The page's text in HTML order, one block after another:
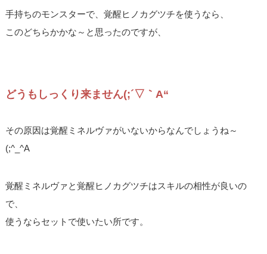
手持ちのモンスターで、覚醒ヒノカグツチを使うなら、
このどちらかかな～と思ったのですが、
どうもしっくり来ません(;´▽｀A“
その原因は覚醒ミネルヴァがいないからなんでしょうね～
(;^_^A
覚醒ミネルヴァと覚醒ヒノカグツチはスキルの相性が良いの
で、
使うならセットで使いたい所です。